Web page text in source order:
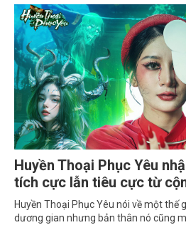
Huyền Thoại Phục Yêu
tích cực lẫn tiêu cực từ
Huyền Thoại Phục Yêu nói về một thế
dương gian nhưng bản thân nó cũng